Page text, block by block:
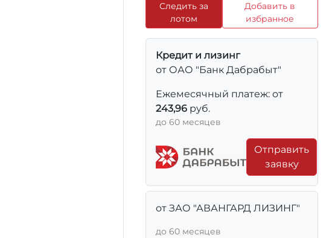
Следить за
лотом
Добавить в
избранное
Кредит и лизинг
от ОАО "Банк Дабрабыт"
Ежемесячный платеж: от
243,96 руб.
до 60 месяцев
Отправить
заявку
от ЗАО "АВАНГАРД ЛИЗИНГ"
до 60 месяцев